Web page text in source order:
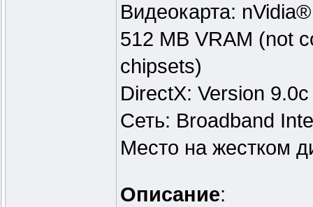
Видеокарта:
512 MB VRAM (not
chipsets)
DirectX: Version 9.0c
Сеть: Broadband
Место на жестком
Описание: